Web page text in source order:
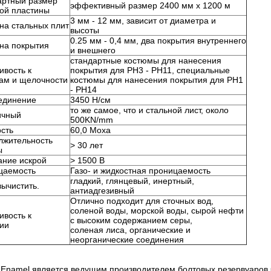
пластины
эффективный размер 2400 мм х 1200 м
стальных плит3 мм - 12 мм, зависит от диаметра и
высоты
покрытия
0.25 мм - 0,4 мм, два покрытия внутреннего
и внешнего
к
и щелочности
стандартные костюмы для нанесения
покрытия для PH3 - PH11, специальные
костюмы для нанесения покрытия для PH1
- PH14
3450 Н/см
то же самое, что и стальной лист, около
500KN/mm
60,0 Моха
> 30 лет
искрой
> 1500 В
Газо- и жидкостная проницаемость
гладкий, глянцевый, инертный,
антиадгезивный
к
Отлично подходит для сточных вод,
соленой воды, морской воды, сырой нефти
с высоким содержанием серы,
соленая лиса, органические и
неорганические соединения
сообщение Мы перезвоним вам
ближайшее время!